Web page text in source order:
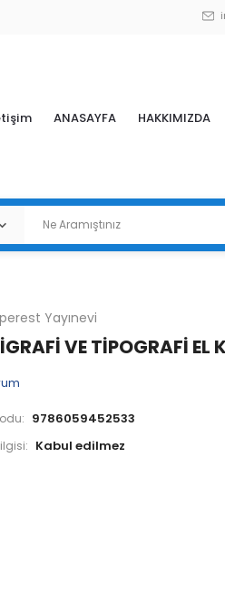
ANASAYFA HAKKIMIZDA
Yayınevi
VE TİPOGRAFİ EL
9786059452533